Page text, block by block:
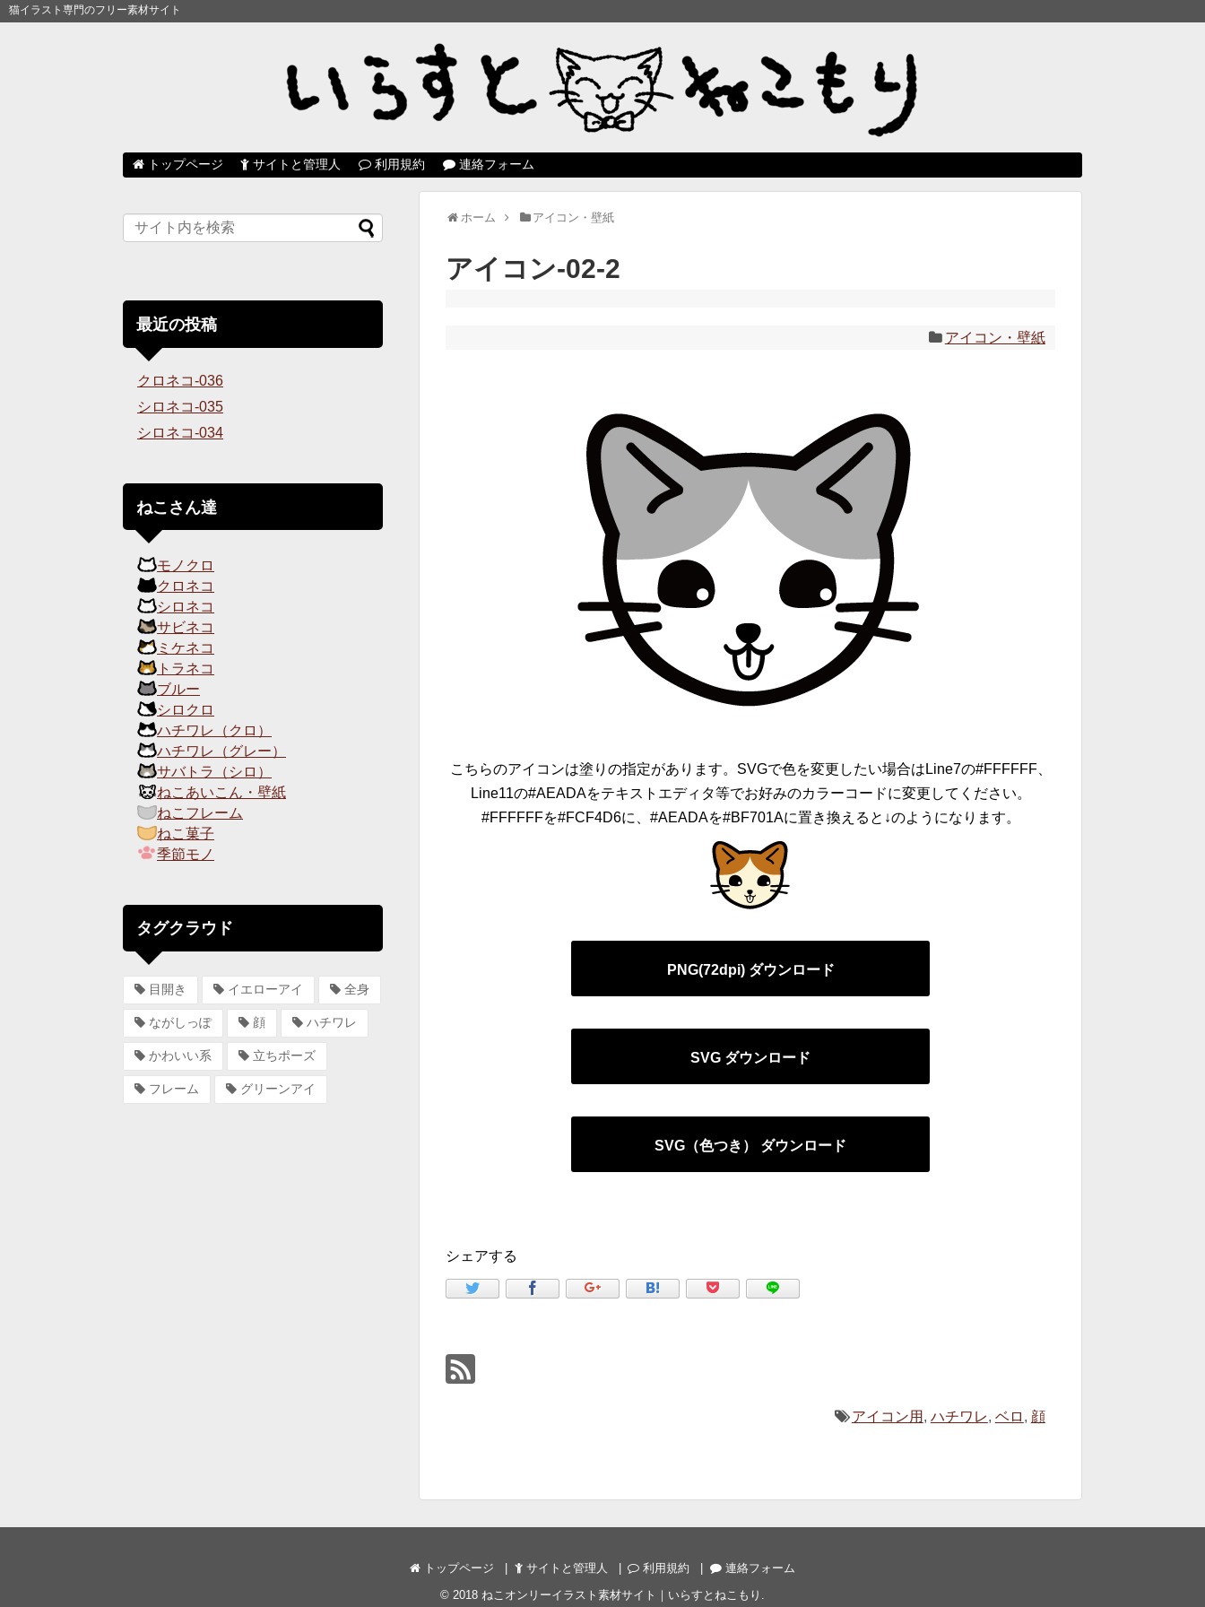
猫イラスト専門のフリー素材サイト
トップページ サイトと管理人 利用規約 連絡フォーム
ホーム アイコン・壁紙
アイコン-02-2
アイコン・壁紙
こちらのアイコンは塗りの指定があります。SVGで色を変更したい場合はLine7の#FFFFFF、
Line11の#AEADAをテキストエディタ等でお好みのカラーコードに変更してください。
#FFFFFFを#FCF4D6に、#AEADAを#BF701Aに置き換えると↓のようになります。
PNG(72dpi) ダウンロード
SVG ダウンロード
SVG（色つき） ダウンロード
シェアする
アイコン用 , ハチワレ, ベロ , 顔
最近の投稿
クロネコ-036
シロネコ-035
シロネコ-034
ねこさん達
モノクロ
クロネコ
シロネコ
サビネコ
ミケネコ
トラネコ
ブルー
シロクロ
ハチワレ（クロ）
ハチワレ（グレー）
サバトラ（シロ）
ねこあいこん・壁紙
ねこフレーム
ねこ菓子
季節モノ
タグクラウド
目開き イエローアイ 全身
ながしっぽ 顔 ハチワレ
かわいい系 立ちポーズ
フレーム グリーンアイ
トップページ サイトと管理人 利用規約
連絡フォーム
© 2018 ねこオンリーイラスト素材サイト｜いらすとねこもり